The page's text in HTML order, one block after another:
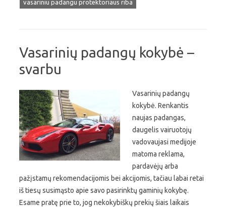
vasariniu padangu protektoriaus riba
Vasarinių padangų kokybė –
svarbu
Vasarinių padangų
kokybė. Renkantis
naujas padangas,
daugelis vairuotojų
vadovaujasi medijoje
matoma reklama,
pardavėjų arba
pažįstamų rekomendacijomis bei akcijomis, tačiau labai retai
iš tiesų susimąsto apie savo pasirinktų gaminių kokybę.
Esame pratę prie to, jog nekokybiškų prekių šiais laikais